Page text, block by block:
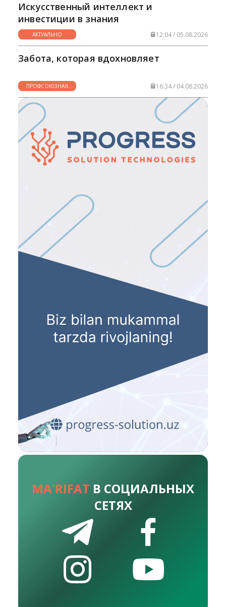
Искусственный интеллект и
инвестиции в знания
АКТУАЛЬНО 12:04 / 05.08.2026
Забота, которая вдохновляет
ПРОФСОЮЗНАЯ
ЖИЗНЬ
16:34 / 04.08.2026
MA'RIFAT В СОЦИАЛЬНЫХ
СЕТЯХ